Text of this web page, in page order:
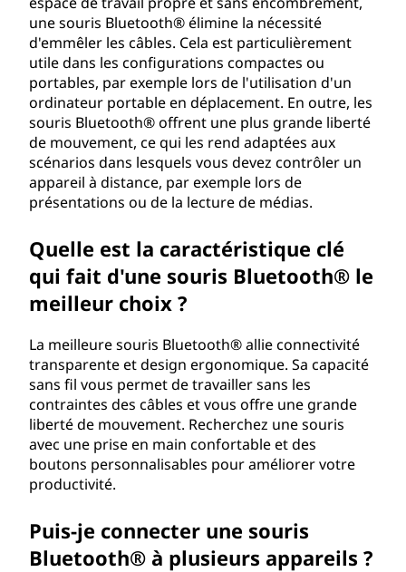
une souris Bluetooth® élimine la nécessité
d'emmêler les câbles. Cela est particulièrement
utile dans les configurations compactes ou
portables, par exemple lors de l'utilisation d'un
ordinateur portable en déplacement. En outre, les
souris Bluetooth® offrent une plus grande liberté
de mouvement, ce qui les rend adaptées aux
scénarios dans lesquels vous devez contrôler un
appareil à distance, par exemple lors de
présentations ou de la lecture de médias.
Quelle est la caractéristique clé
qui fait d'une souris Bluetooth® le
meilleur choix ?
La meilleure souris Bluetooth® allie connectivité
transparente et design ergonomique. Sa capacité
sans fil vous permet de travailler sans les
contraintes des câbles et vous offre une grande
liberté de mouvement. Recherchez une souris
avec une prise en main confortable et des
boutons personnalisables pour améliorer votre
productivité.
Puis-je connecter une souris
Bluetooth® à plusieurs appareils ?